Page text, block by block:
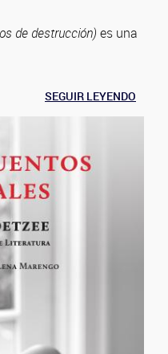
de destrucción) es una
SEGUIR LEYENDO